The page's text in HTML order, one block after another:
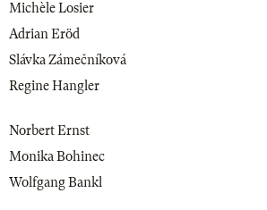
Michèle Losier
Adrian Eröd
Slávka Zámečníková
Regine Hangler
Norbert Ernst
Monika Bohinec
Wolfgang Bankl